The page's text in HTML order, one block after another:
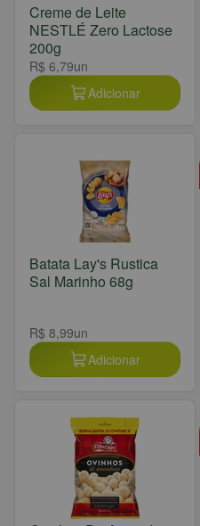
Creme de Leite
NESTLÉ Zero Lactose
200g
R$ 6,79un
Adicionar
Batata Lay's Rustica
Sal Marinho 68g
R$ 8,99un
Adicionar